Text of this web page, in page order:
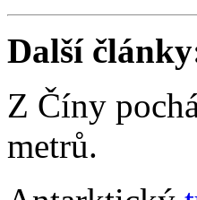
Další
Z Číny
metrů.